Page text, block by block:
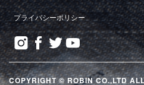
プライバシーポリシー
COPYRIGHT © ROBIN CO.,LTD